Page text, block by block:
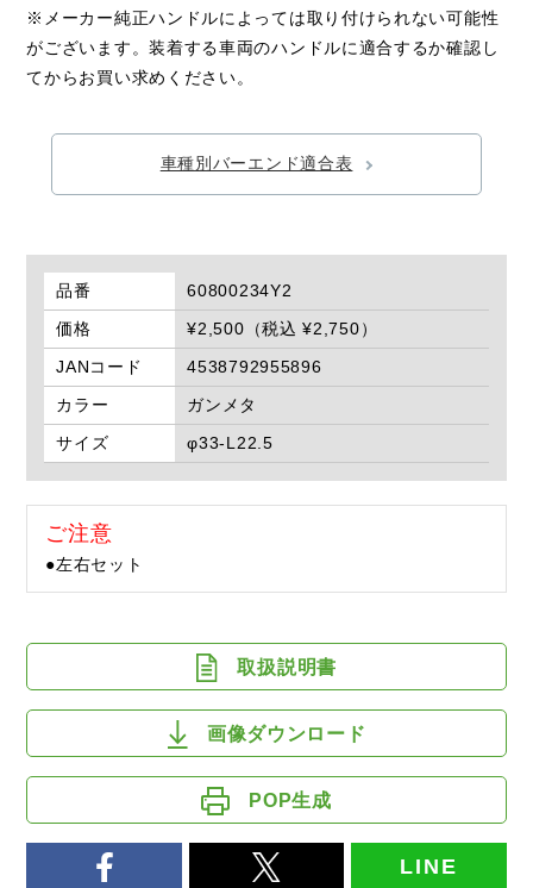
※メーカー純正ハンドルによっては取り付けられない可能性
がございます。装着する車両のハンドルに適合するか確認し
てからお買い求めください。
車種別バーエンド適合表
品番
60800234Y2
価格
¥2,500（税込 ¥2,750）
JANコード
4538792955896
カラー
ガンメタ
サイズ
φ33-L22.5
ご注意
●左右セット
取扱説明書
画像ダウンロード
POP生成
LINE